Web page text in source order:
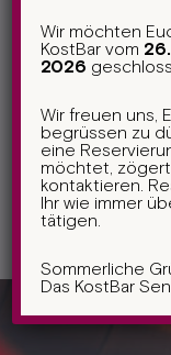
Wir möchten
KostBar vom
2026
Wir freuen uns,
begrüssen zu
eine
möchtet,
kontaktieren.
Ihr wie immer
tätigen.
Sommerliche
Das KostBar